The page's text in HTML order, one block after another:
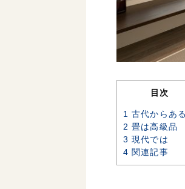
目次
1 古代からあ
2 畳は高級品
3 現代では
4 関連記事